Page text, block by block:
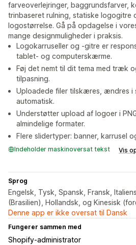
farveoverlejringer, baggrundsfarver,
trinbaseret rulning, statiske logogitre
logostørrelse. Gå på opdagelse i
mange designmuligheder i praksis.
Logokarruseller og -gitre er
tablet- og computerskærme.
Føj det nemt til dit tema med træk
tilpasning.
Uploadede filer tilskæres, ændres i
automatisk.
Understøtter upload af logoer i
almindelige formater.
Flere slidertyper: banner, karrusel
Indeholder maskinoversat tekst Vis
Sprog
Engelsk, Tysk, Spansk, Fransk,
(Brasilien), Hollandsk, og Kinesisk
Denne app er ikke oversat til Dansk
Fungerer sammen med
Shopify-administrator